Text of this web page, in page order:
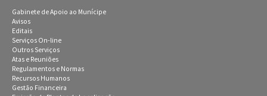
Gabinete de Apoio ao Munícipe
Avisos
Editais
Serviços On-line
Outros Serviços
Atas e Reuniões
Regulamentos e Normas
Recursos Humanos
Gestão Financeira